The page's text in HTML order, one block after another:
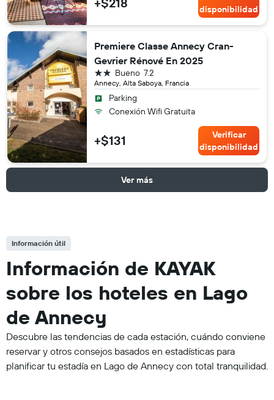
disponibilidad
Premiere Classe Annecy Cran-
Gevrier Rénové En 2025
Annecy, Alta Saboya, Francia
7.2
Bueno
2 estrellas
Parking
Conexión Wifi Gratuita
+$131
Verificar
disponibilidad
Ver más
Información útil
Información de KAYAK
sobre los hoteles en Lago
de Annecy
Descubre las tendencias de cada estación, cuándo conviene
reservar y otros consejos basados en estadísticas para
planificar tu estadía en Lago de Annecy con total tranquilidad.